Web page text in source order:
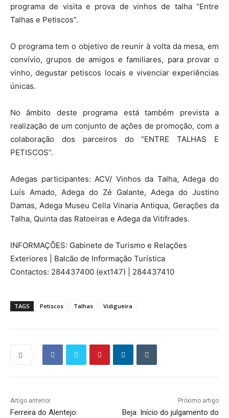
programa de visita e prova de vinhos de talha “Entre
Talhas e Petiscos”.
O programa tem o objetivo de reunir à volta da mesa, em
convívio, grupos de amigos e familiares, para provar o
vinho, degustar petiscos locais e vivenciar experiências
únicas.
No âmbito deste programa está também prevista a
realização de um conjunto de ações de promoção, com a
colaboração dos parceiros do “ENTRE TALHAS E
PETISCOS”.
Adegas participantes: ACV/ Vinhos da Talha, Adega do
Luís Amado, Adega do Zé Galante, Adega do Justino
Damas, Adega Museu Cella Vinaria Antiqua, Gerações da
Talha, Quinta das Ratoeiras e Adega da Vitifrades.
INFORMAÇÕES: Gabinete de Turismo e Relações
Exteriores | Balcão de Informação Turística
Contactos: 284437400 (ext147) | 284437410
TAGS Petiscos Talhas Vidigueira
Artigo anterior
Ferreira do Alentejo:
Próximo artigo
Beja: Início do julgamento do